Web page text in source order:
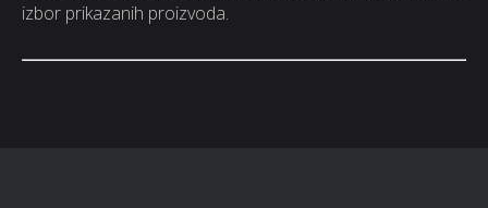
izbor prikazanih proizvoda.